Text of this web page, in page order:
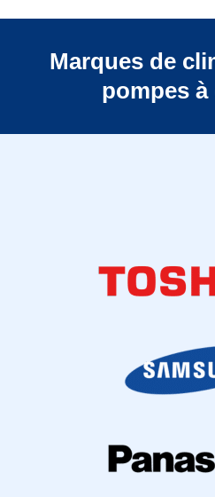
Marques de
pompes